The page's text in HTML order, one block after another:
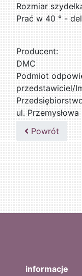
Rozmiar
Prać w 40 ° -
Producent:
DMC
Podmiot
przedstawiciel/
ul.
509076255
Powrót
informacje